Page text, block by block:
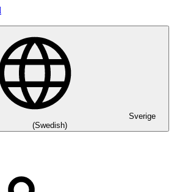
Sverige
(Swedish)